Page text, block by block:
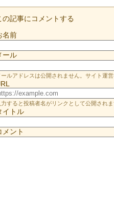
の記事にコメントする
名前
ール
ールアドレスは公開されません。サイト運
力すると投稿者名がリンクとして公開され
イトル
メント